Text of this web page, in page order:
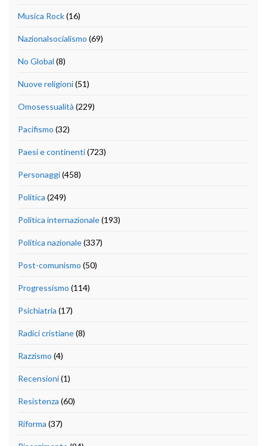
Musica Rock(16)
Nazionalsocialismo (69)
No Global (8)
Nuove religioni(51)
Omosessualità (229)
Pacifismo (32)
Paesi e continenti(723)
Personaggi(458)
Politica (249)
Politica internazionale(193)
Politica nazionale(337)
Post-comunismo (50)
Progressismo (114)
Psichiatria (17)
Radici cristiane(8)
Razzismo (4)
Recensioni(1)
Resistenza (60)
Riforma (37)